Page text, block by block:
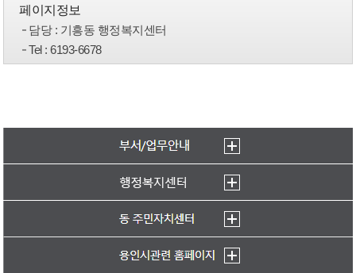
페이지정보
담당: 기흥동 행정복지센터
Tel: 6193-6678